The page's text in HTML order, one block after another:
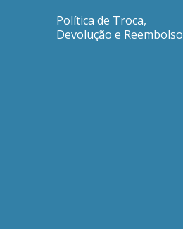
Política de Troca,
Devolução e Reembolso